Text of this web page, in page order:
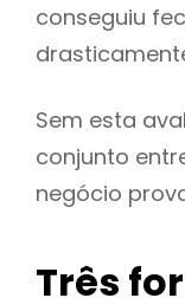
conseguiu
Sem esta
conjunto
negócio
Três